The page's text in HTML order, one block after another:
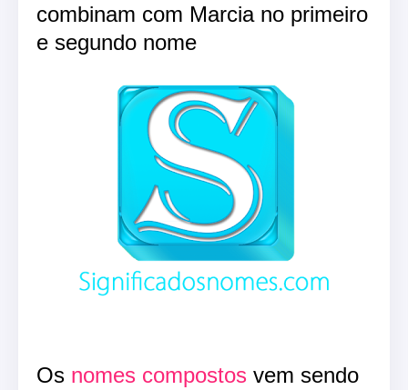
combinam com Marcia no primeiro
e segundo nome
Os nomes compostos vem sendo